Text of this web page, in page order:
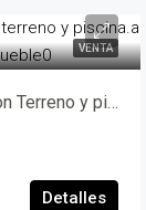
VENTA
Oportunidad!!! Casa de Campo con Terreno y piscina.A diez minutos de Novelda – mv204608-2469
Detalles